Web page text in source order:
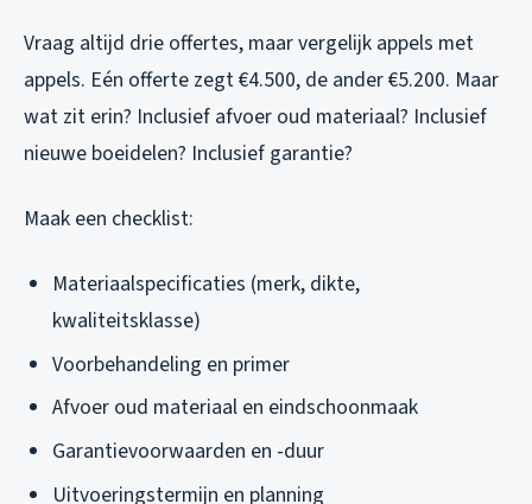
Vraag altijd drie offertes, maar vergelijk appels met
appels. Eén offerte zegt €4.500, de ander €5.200. Maar
wat zit erin? Inclusief afvoer oud materiaal? Inclusief
nieuwe boeidelen? Inclusief garantie?
Maak een checklist:
Materiaalspecificaties (merk, dikte,
kwaliteitsklasse)
Voorbehandeling en primer
Afvoer oud materiaal en eindschoonmaak
Garantievoorwaarden en -duur
Uitvoeringstermijn en planning